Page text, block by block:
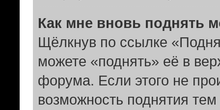
Как мне вновь поднять
Щёлкнув по ссылке
можете «поднять» её в
форума. Если этого не
возможность поднятия